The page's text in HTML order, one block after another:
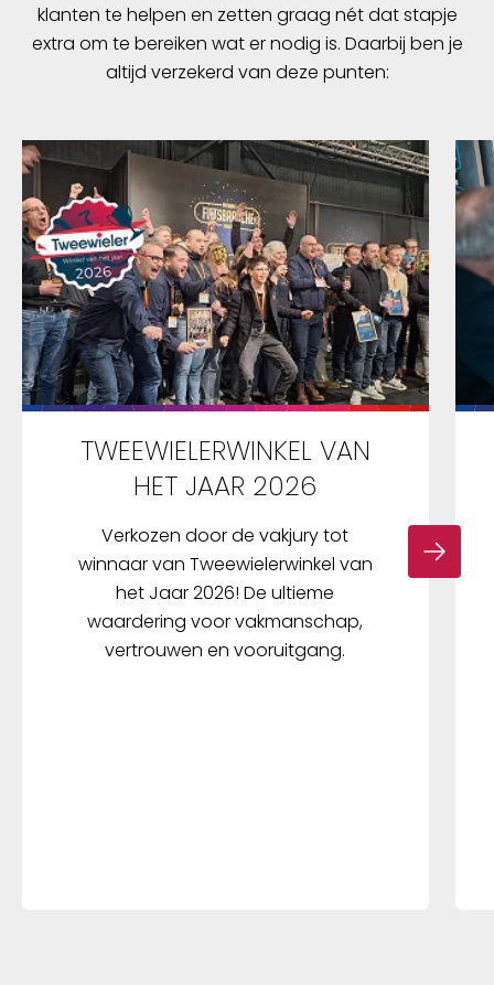
klanten te helpen en zetten graag nét dat stapje
extra om te bereiken wat er nodig is. Daarbij ben je
altijd verzekerd van deze punten:
TWEEWIELERWINKEL VAN
HET JAAR 2026
Verkozen door de vakjury tot
winnaar van Tweewielerwinkel van
het Jaar 2026! De ultieme
waardering voor vakmanschap,
vertrouwen en vooruitgang.